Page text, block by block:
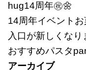
hug14周年㊗🌼
14周年イベント
入口が新しくなり
おすすめパスタ
アーカイブ